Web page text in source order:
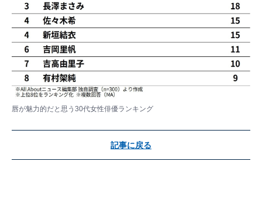
唇が魅力的だと思う30代女性俳優ランキング
記事に戻る